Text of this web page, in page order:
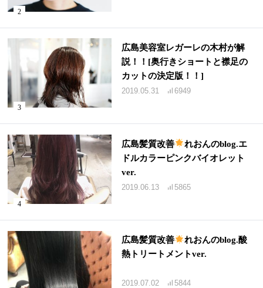
広島美容室レガーレの木村が解
説！！[奥行きショートと襟足の
カットの決定版！！]
2019.05.31 6949
広島髪質改善
れおんのblog.エ
ドルカラーピンクバイオレット
ver.
2019.06.13 5865
広島髪質改善
れおんのblog.酸
熱トリートメントver.
2019.07.02 5844